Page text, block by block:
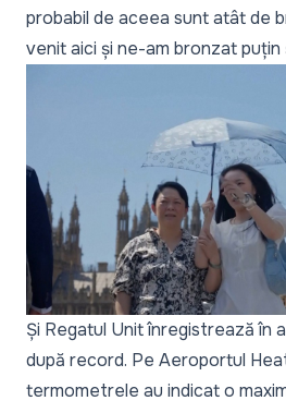
probabil de aceea sunt atât de
venit aici și ne-am bronzat puțin
Și Regatul Unit înregistrează în
după record. Pe Aeroportul
termometrele au indicat o